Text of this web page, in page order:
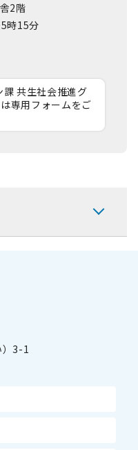
2階
時15分
課 共生社会推進グ
専用フォームをご
）3-1